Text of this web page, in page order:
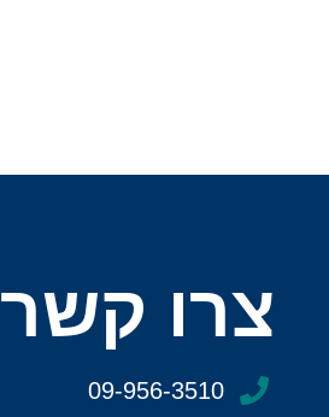
צרו קשר
09-956-3510